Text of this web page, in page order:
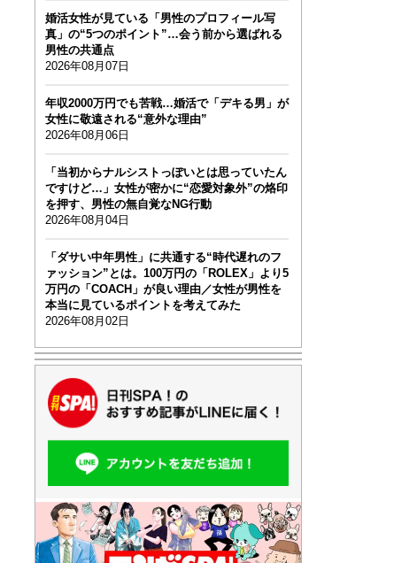
婚活女性が見ている「男性のプロフィール写
真」の“5つのポイント”…会う前から選ばれる
男性の共通点
2026年08月07日
年収2000万円でも苦戦…婚活で「デキる男」が
女性に敬遠される“意外な理由”
2026年08月06日
「当初からナルシストっぽいとは思っていたん
ですけど…」女性が密かに“恋愛対象外”の烙印
を押す、男性の無自覚なNG行動
2026年08月04日
「ダサい中年男性」に共通する“時代遅れのフ
ァッション”とは。100万円の「ROLEX」より5
万円の「COACH」が良い理由／女性が男性を
本当に見ているポイントを考えてみた
2026年08月02日